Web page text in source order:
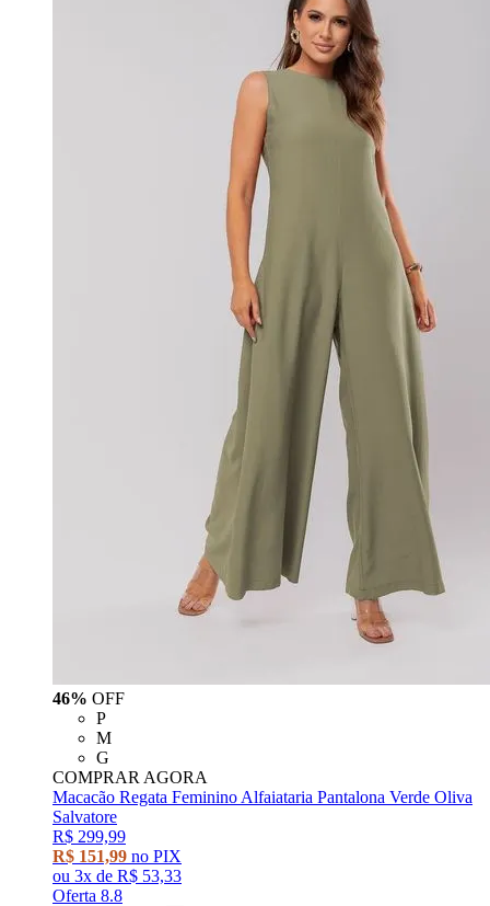
46% OFF
P
M
G
COMPRAR AGORA
Macacão Regata Feminino Alfaiataria Pantalona Verde Oliva
Salvatore
R$ 299,99
R$ 151,99 no PIX
ou 3x de R$ 53,33
Oferta 8.8